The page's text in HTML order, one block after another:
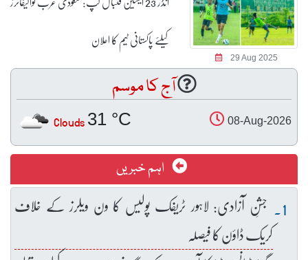
29 Aug 2025
کیلئے پاکستانی ٹیم کا اعلان
آج کا موسم
08-Aug-2026
31 °C
Clouds
اہم خبریں
جشنِ آزادی: لاہور ٹریفک پولیس کا ون ویلرز کے خلاف
کریک ڈاؤن کا فیصلہ